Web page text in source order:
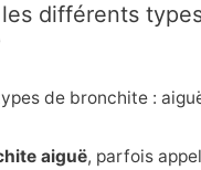
différents
de bronchite :
aiguë, parfois